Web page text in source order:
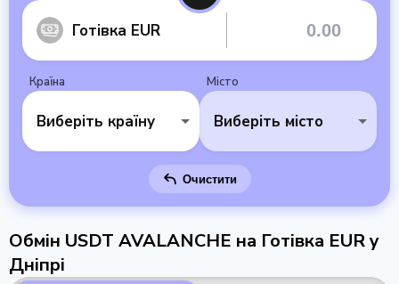
Готівка EUR
Країна
Виберіть країну
Місто
Виберіть місто
Очистити
Обмін USDT AVALANCHE на Готівка EUR у
Дніпрі